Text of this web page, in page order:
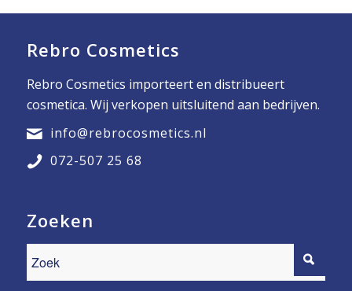
Rebro Cosmetics
Rebro Cosmetics importeert en distribueert
cosmetica. Wij verkopen uitsluitend aan bedrijven.
info@rebrocosmetics.nl
072-507 25 68
Zoeken